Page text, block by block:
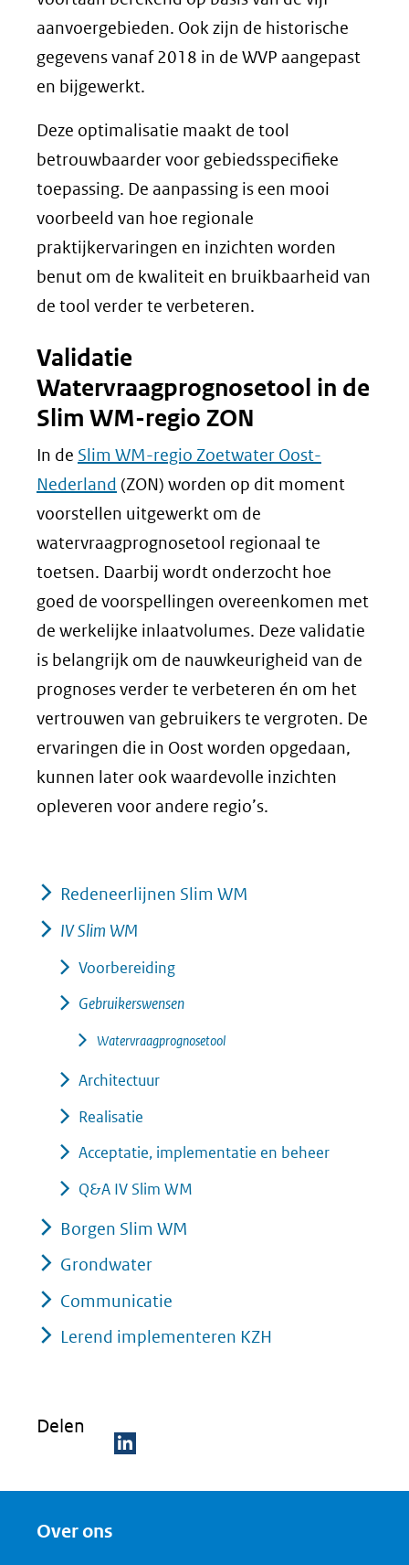
aanvoergebieden. Ook zijn de historische
gegevens vanaf 2018 in de WVP aangepast
en bijgewerkt.
Deze optimalisatie maakt de tool
betrouwbaarder voor gebiedsspecifieke
toepassing. De aanpassing is een mooi
voorbeeld van hoe regionale
praktijkervaringen en inzichten worden
benut om de kwaliteit en bruikbaarheid van
de tool verder te verbeteren.
Validatie
Watervraagprognosetool in de
Slim WM-regio ZON
In de Slim WM-regio Zoetwater Oost-
Nederland (ZON) worden op dit moment
voorstellen uitgewerkt om de
watervraagprognosetool regionaal te
toetsen. Daarbij wordt onderzocht hoe
goed de voorspellingen overeenkomen met
de werkelijke inlaatvolumes. Deze validatie
is belangrijk om de nauwkeurigheid van de
prognoses verder te verbeteren én om het
vertrouwen van gebruikers te vergroten. De
ervaringen die in Oost worden opgedaan,
kunnen later ook waardevolle inzichten
opleveren voor andere regio’s.
Redeneerlijnen Slim WM
IV Slim WM
Voorbereiding
Gebruikerswensen
Watervraagprognosetool
Architectuur
Realisatie
Acceptatie, implementatie en beheer
Q&A IV Slim WM
Borgen Slim WM
Grondwater
Communicatie
Lerend implementeren KZH
Delen
Over ons